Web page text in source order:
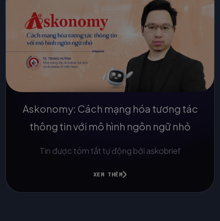
Askonomy: Cách mạng hóa tương tác
thông tin với mô hình ngôn ngữ nhỏ
Tin được tóm tắt tự động bởi askobrief
XEM THÊM